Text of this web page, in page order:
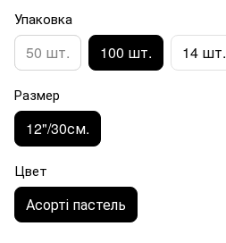
Упаковка
50 шт. 100 шт. 14 шт.
Размер
12"/30см.
Цвет
Асорті пастель